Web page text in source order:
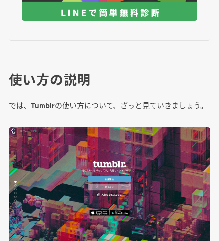
使い方の説明
では、Tumblrの使い方について、ざっと見ていきましょう。